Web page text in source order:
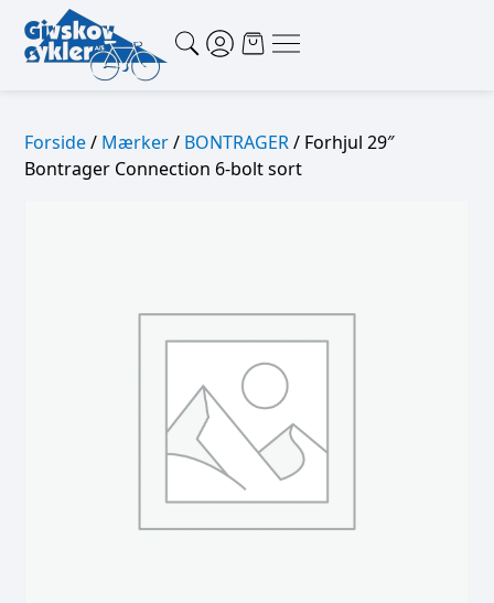
Forside/ Mærker/ BONTRAGER/ Forhjul 29″
Bontrager Connection 6-bolt sort